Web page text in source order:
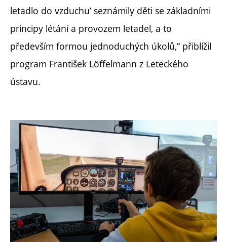
letadlo do vzduchu’ seznámily děti se základními
principy létání a provozem letadel, a to
především formou jednoduchých úkolů,“ přiblížil
program František Löffelmann z Leteckého
ústavu.